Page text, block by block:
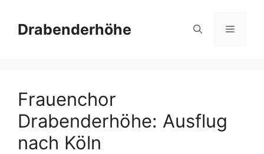
Inhalt
springen
Drabenderhöhe Menü
Frauenchor
Drabenderhöhe: Ausflug
nach Köln